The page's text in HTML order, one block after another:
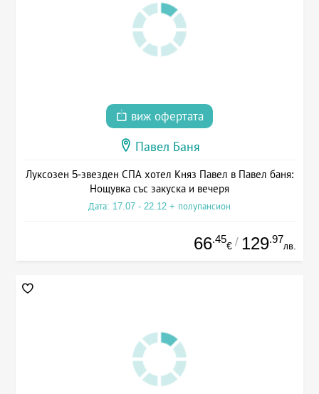
виж офертата
Павел Баня
Луксозен 5-звезден СПА хотел Княз Павел в Павел баня:
Нощувка със закуска и вечеря
Дата: 17.07 - 22.12 + полупансион
66.45
€ / 129.97
лв.